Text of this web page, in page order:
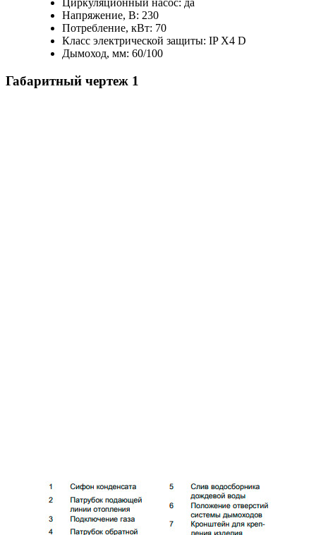
Циркуляционный насос: да
Напряжение, В: 230
Потребление, кВт: 70
Класс электрической защиты: IP X4 D
Дымоход, мм: 60/100
Габаритный чертеж 1